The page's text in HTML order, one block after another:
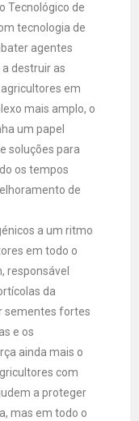
Tecnológico de
tecnologia de
agentes
destruir as
em
mais amplo, o
um papel
soluções para
os tempos
de
a um ritmo
em todo o
responsável
da
sementes fortes
e os
ainda mais o
com
a proteger
mas em todo o